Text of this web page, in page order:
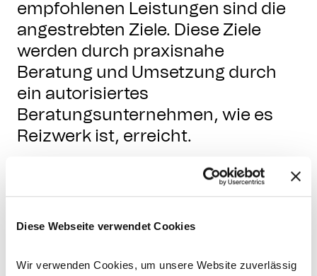
Diese Webseite verwendet Cookies
Wir verwenden Cookies, um unsere Website zuverlässig
empfohlenen Leistungen sind die
angestrebten Ziele. Diese Ziele
werden durch praxisnahe
Beratung und Umsetzung durch
ein autorisiertes
Beratungsunternehmen, wie es
Reizwerk ist, erreicht.
Beratungshonorars werden
Beratertage über einen Zeitraum